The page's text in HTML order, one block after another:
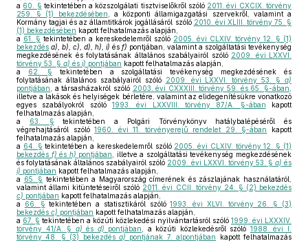
a 60. § tekintetében a közszolgálati tisztviselőkről szóló 2011. évi CXCIX. törvény
259. § (1) bekezdésében , a központi államigazgatási szervekről, valamint a
Kormány tagjai és az államtitkárok jogállásáról szóló 2010. évi XLIII. törvény 75. §
(1) bekezdésében kapott felhatalmazás alapján,
a 61. § tekintetében a kereskedelemről szóló 2005. évi CLXIV. törvény 12. § (1)
bekezdés a), b), c), d), h), i) és f) pontjában, valamint a szolgáltatási tevékenység
megkezdésének és folytatásának általános szabályairól szóló 2009. évi LXXVI.
törvény 53. § a) és i) pontjában kapott felhatalmazás alapján,
a 62. § tekintetében a szolgáltatási tevékenység megkezdésének és
folytatásának általános szabályairól szóló 2009. évi LXXVI. törvény 53. §a)
pontjában , a társasházakról szóló 2003. évi CXXXIII. törvény 59. és 65. §-ában
illetve a lakások és helyiségek bérletére, valamint az elidegenítésükre vonatkozó
egyes szabályokról szóló 1993. évi LXXVIII. törvény 87/A. §-ában kapott
felhatalmazás alapján,
a
63. § tekintetében a Polgári Törvénykönyv hatálybalépéséről és
végrehajtásáról szóló1960. évi 11. törvényerejű rendelet 29. §-ában
kapott
felhatalmazás alapján,
a 64. § tekintetében a kereskedelemről szóló 2005. évi CLXIV. törvény 12. § (1)
bekezdés f) és h) pontjában
, illetve a szolgáltatási tevékenység megkezdésének
és folytatásának általános szabályairól szóló 2009. évi LXXVI. törvény 53. § a) és
i) pontjában kapott felhatalmazás alapján,
a 65. § tekintetében a Magyarország címerének és zászlajának használatáról,
valamint állami kitüntetéseiről szóló 2011. évi CCII. törvény 24. § (2) bekezdés
c) pontjában kapott felhatalmazás alapján,
a
66. § tekintetében a statisztikáról szóló1993. évi XLVI. törvény 26. § (3)
bekezdés c) pontjában kapott felhatalmazás alapján,
a 67. § tekintetében a közúti közlekedési nyilvántartásról szóló 1999. évi LXXXIV.
törvény 41/A. § a) és d) pontjában , a közúti közlekedésről szóló 1988. évi I.
törvény 48. § (3) bekezdés a) pontjának 7. alpontjában
kapott felhatalmazás